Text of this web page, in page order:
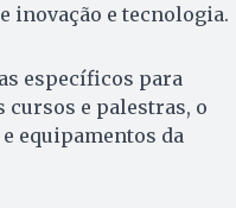
inovação e tecnologia.
específicos para
cursos e palestras, o
equipamentos da